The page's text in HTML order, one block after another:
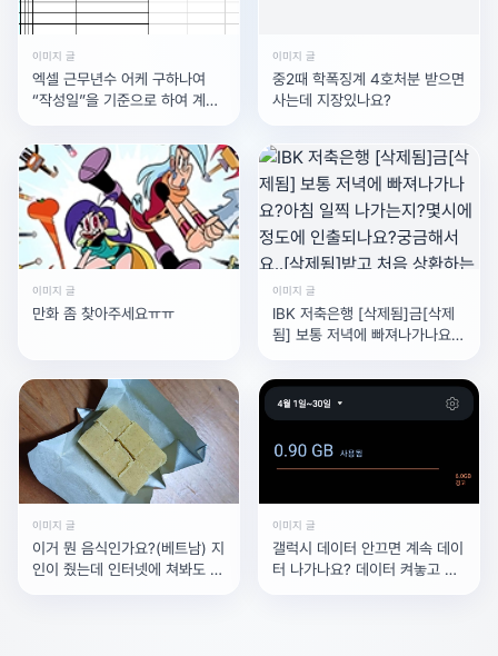
광고 [X]를 누르면 내용이 해제됩니다
이미지 글
엑셀 근무년수 어케 구하나여
“작성일”을 기준으로 하여 계산
시작일:[입사년도]의 1월 1일로
설정)
이미지 글
중2때 학폭징계 4호처분 받으면
사는데 지장있나요?
이미지 글
만화 좀 찾아주세요ㅠㅠ
이미지 글
IBK 저축은행 [삭제됨]금[삭제
됨] 보통 저녁에 빠져나가나요?
도에 인출되나요?궁금해서요..
[삭제됨]받고 처음 상환하는건
데..알려주시면 감사하겠습니다
그리고
이미지 글
이거 뭔 음식인가요?(베트남) 지
인이 줬는데 인터넷에 쳐봐도 안
이미지 글
갤럭시 데이터 안끄면 계속 데이
터 나가나요? 데이터 켜놓고 휴